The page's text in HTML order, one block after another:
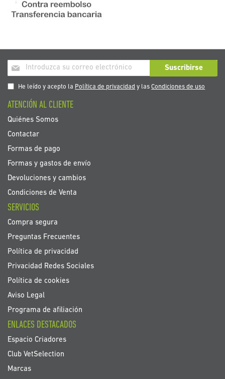
Inscríbase
a
nuestro
de
noticias:
Suscribirse
He leído y acepto la Política de privacidad y lasCondiciones de uso
ATENCIÓN AL CLIENTE
Quiénes Somos
Contactar
Formas de pago
Formas y gastos de envío
Devoluciones y cambios
Condiciones de Venta
SERVICIOS
Compra segura
Preguntas Frecuentes
Política de privacidad
Privacidad Redes Sociales
Política de cookies
Aviso Legal
Programa de afiliación
ENLACES DESTACADOS
Espacio Criadores
Club VetSelection
Marcas